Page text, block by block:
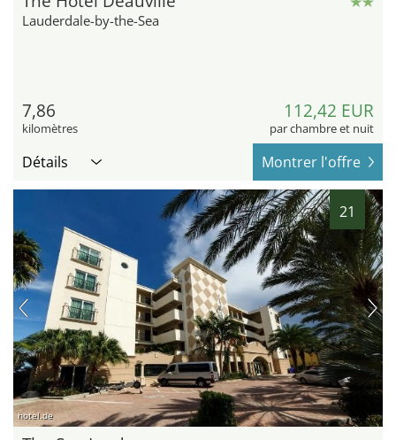
Lauderdale-by-the-Sea
7,86
kilomètres
112,42 EUR
par chambre et nuit
Détails Montrer l'offre
21
hotel.de